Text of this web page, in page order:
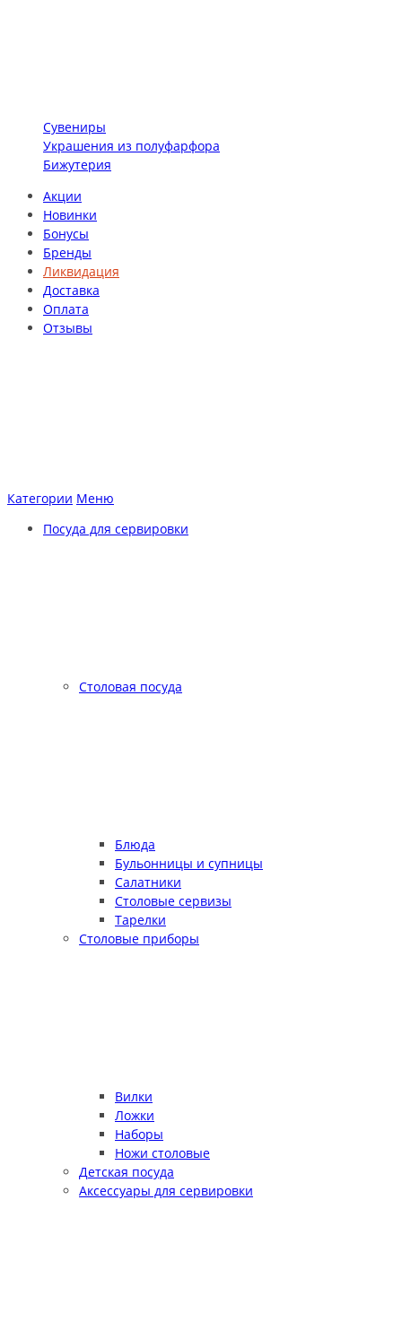
Сувениры
Украшения из полуфарфора
Бижутерия
Акции
Новинки
Бонусы
Бренды
Ликвидация
Доставка
Оплата
Отзывы
Категории Меню
Посуда для сервировки
Столовая посуда
Блюда
Бульонницы и супницы
Салатники
Столовые сервизы
Тарелки
Столовые приборы
Вилки
Ложки
Наборы
Ножи столовые
Детская посуда
Аксессуары для сервировки